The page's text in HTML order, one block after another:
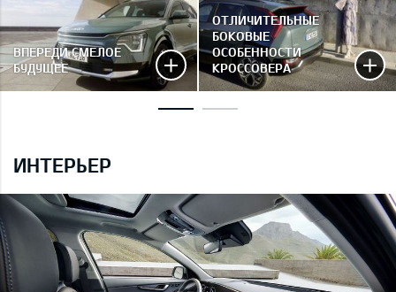
ВПЕРЕДИ СМЕЛОЕ
БУДУЩЕЕ
ОТЛИЧИТЕЛЬНЫЕ
БОКОВЫЕ
ОСОБЕННОСТИ
КРОССОВЕРА
ИНТЕРЬЕР